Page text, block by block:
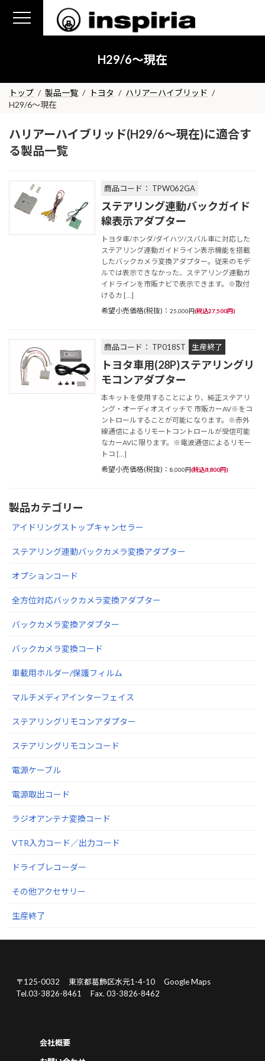
H29/6～現在
トップ 製品一覧 トヨタ
ハリアーハイブリッド
H29/6～現在
ハリアーハイブリッド(H29/6～現在)に適合す
る製品一覧
商品コード： TPW062GA
ステアリング連動バックガイド
線表示アダプター
トヨタ車/ホンダ/ダイハツ/スバル車に対応した
ステアリング連動ガイドライン表示機能を搭載
したバックカメラ変換アダプター。従来のモデ
ルでは表示できなかった、ステアリング連動ガ
イドラインを市販ナビで表示できます。※取付
けるカ […]
希望小売価格(税抜)：25,000円(税込27,500円)
商品コード： TP018ST 生産終了
トヨタ車用(28P)ステアリングリ
モコンアダプター
本キットを使用することにより、純正ステアリ
ング・オーディオスイッチで 市販カーAV※をコ
ントロールすることが可能になります。※赤外
線通信によるリモートコントロールが受信可能
なカーAVに限ります。※電波通信によるリモー
トコ […]
希望小売価格(税抜)：8,000円(税込8,800円)
製品カテゴリー
アイドリングストップキャンセラー
ステアリング連動バックカメラ変換アダプター
オプションコード
全方位対応バックカメラ変換アダプター
バックカメラ変換アダプター
バックカメラ変換コード
車載用ホルダー/保護フィルム
マルチメディアインターフェイス
ステアリングリモコンアダプター
ステアリングリモコンコード
電源ケーブル
電源取出コード
ラジオアンテナ変換コード
VTR入力コード／出力コード
ドライブレコーダー
その他アクセサリー
生産終了
〒125-0032 東京都葛飾区水元1-4-10
Google Maps
Tel.03-3826-8461
Fax. 03-3826-8462
会社概要